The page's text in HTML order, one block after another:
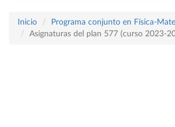
Inicio
Programa conjunto en Física-
Asignaturas del plan 577 (curso 2023-